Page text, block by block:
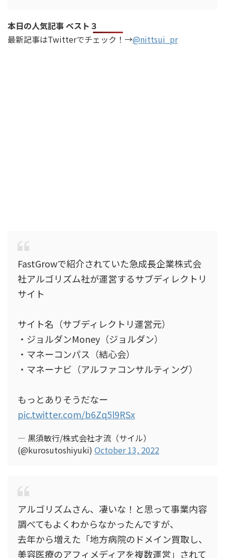
本日の人気記事 ベスト３
最新記事はTwitterでチェック！→@nittsui_pr
FastGrowで紹介されていた急成長企業株式会
社アルゴリズム社が運営するサブディレクトリ
サイト
サイト名（サブディレクトリ運営元）
・ジョルダンMoney（ジョルダン）
・マネーコンパス（結心会）
・マネーナビ（アルファコンサルティング）
もっとありそうだなー
pic.twitter.com/b6Zq5l9RSx
— 黒須敏行/株式会社才流（サイル）
(@kurosutoshiyuki) October 13, 2022
アルゴリズムさん、凄いな！と思って事業内容
調べてもよくわからなかったんですが、
去年から増えた「地方病院のドメイン買取し、
美容医療のアフィメディアを複数運営」されて